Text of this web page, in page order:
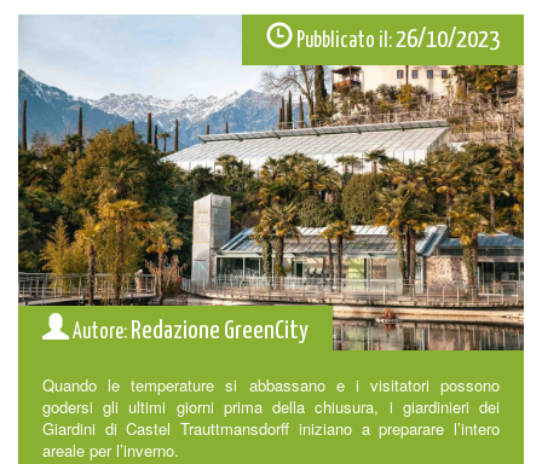
Pubblicato il:26/10/2023
Autore: Redazione GreenCity
Quando le temperature si abbassano e i visitatori possono
godersi gli ultimi giorni prima della chiusura, i giardinieri dei
Giardini di Castel Trauttmansdorff iniziano a preparare l’intero
areale per l’inverno.